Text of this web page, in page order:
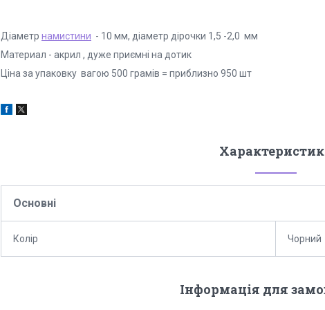
Діаметр намистини - 10 мм, діаметр дірочки 1,5 -2,0 мм
Материал - акрил , дуже приємні на дотик
Ціна за упаковку вагою 500 грамів = приблизно 950 шт
Основні
Колір Чорний
Інформація для